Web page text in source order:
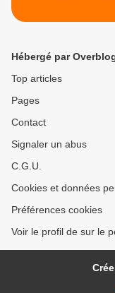
Hébergé par
Top articles
Pages
Contact
Signaler un abus
C.G.U.
Cookies et données
Préférences cookies
Voir le profil de sur le